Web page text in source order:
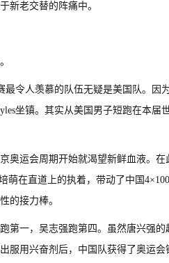
新老交替的阵痛中。
最令人羡慕的队伍无疑是美国队。
坐镇。其实从美国男子短跑在本
奥运会周期开始就渴望新鲜血液。
萌在直道上的执着，带动了中国
的接力棒。
第一，吴志强跑第四。虽然唐兴强
服用兴奋剂后，中国队获得了奥运会